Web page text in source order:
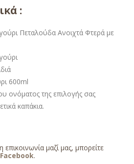
:
Πεταλούδα Ανοιχτά Φτερά με
600ml
ονόματος της επιλογής σας
καπάκια.
επικοινωνία μαζί μας, μπορείτε
Facebook.